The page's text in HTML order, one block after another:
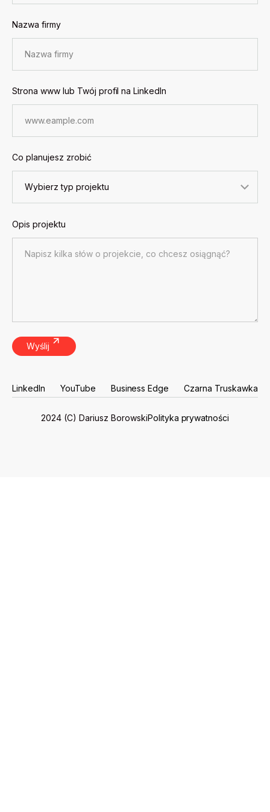
Nazwa firmy
Strona www lub Twój profil na LinkedIn
Co planujesz zrobić
Opis projektu
2024 (C) Dariusz BorowskiPolityka prywatności
LinkedIn
YouTube
Business Edge
Czarna Truskawka